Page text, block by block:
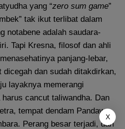
yang “zero sum game”
tak ikut terlibat dalam
notabene adalah saudara-
Tapi Kresna, filosof dan ahli
panjang-lebar,
dicegah dan sudah ditakdirkan,
layaknya memerangi
cancut taliwandha. Dan
tempat dendam Pandawa
Perang besar terjadi, dan
X